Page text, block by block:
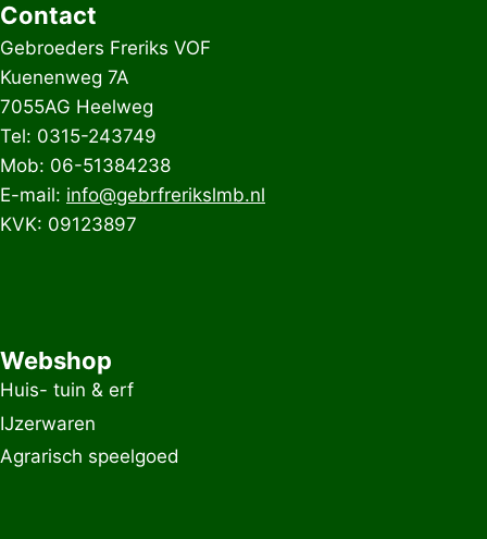
Contact
Gebroeders Freriks VOF
Kuenenweg 7A
7055AG Heelweg
Tel: 0315-243749
Mob: 06-51384238
E-mail: info@gebrfrerikslmb.nl
KVK: 09123897
Webshop
Huis- tuin & erf
IJzerwaren
Agrarisch speelgoed